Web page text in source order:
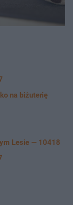
na biżuterię
Lesie — 10418